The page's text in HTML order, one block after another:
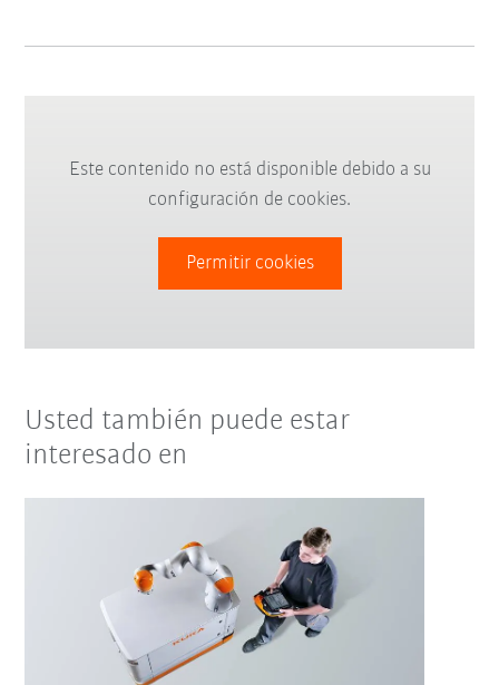
Este contenido no está disponible debido a su
configuración de cookies.
Permitir cookies
Usted también puede estar
interesado en